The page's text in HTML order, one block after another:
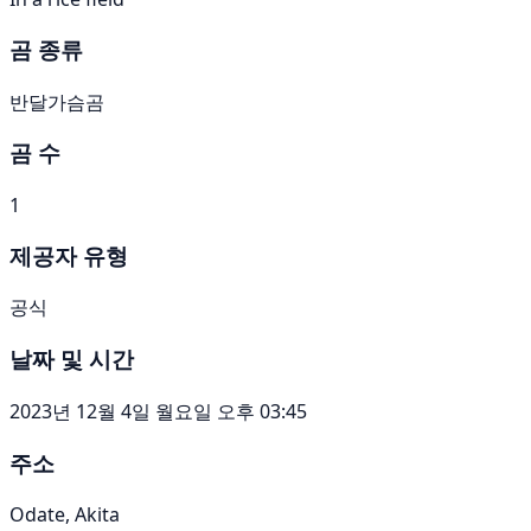
곰 종류
반달가슴곰
곰 수
1
제공자 유형
공식
날짜 및 시간
2023년 12월 4일 월요일 오후 03:45
주소
Odate, Akita